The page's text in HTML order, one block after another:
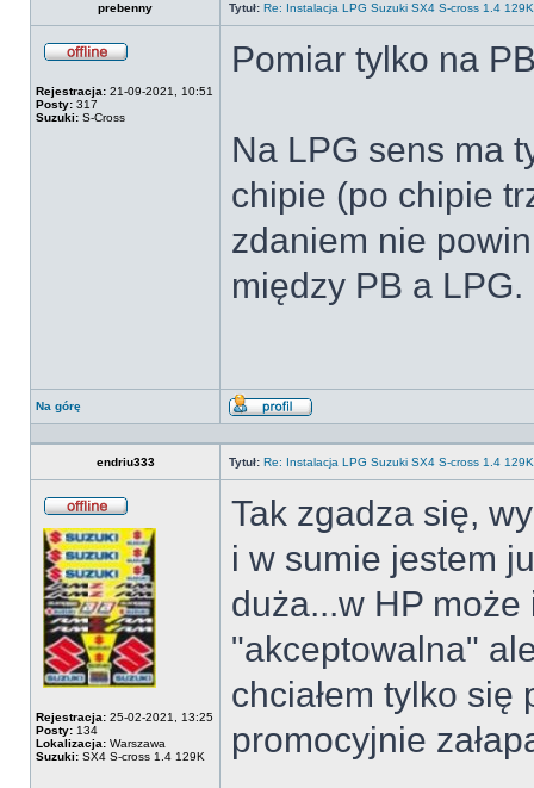
prebenny
Tytuł: Re: Instalacja LPG Suzuki SX4 S-cross 1.4
Rejestracja: 21-09-2021, 10:51
Posty: 317
Suzuki: S-Cross
Pomiar tylko na
Na LPG sens ma
chipie (po chipie
zdaniem nie
między PB a LPG.
Na górę
Wyświetl
endriu333
Tytuł: Re: Instalacja LPG Suzuki SX4 S-cross 1.4
Rejestracja: 25-02-2021, 13:25
Posty: 134
Lokalizacja: Warszawa
Suzuki: SX4 S-cross 1.4 129K
Tak zgadza się,
i w sumie jestem
duża...w HP
"akceptowalna"
chciałem tylko się
promocyjnie